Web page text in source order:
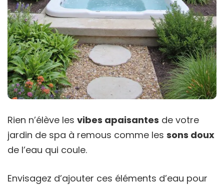
Rien n’élève les vibes apaisantes de votre
jardin de spa à remous comme les sons doux
de l’eau qui coule.
Envisagez d’ajouter ces éléments d’eau pour